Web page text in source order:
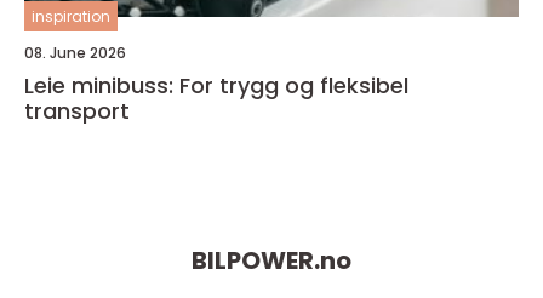
inspiration
08. June 2026
Leie minibuss: For trygg og fleksibel
transport
BILPOWER.no